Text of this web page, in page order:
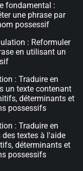
fondamental :
une phrase par
possessif
: Reformuler
en utilisant un
: Traduire en
un texte contenant
déterminants et
possessifs
: Traduire en
textes à l'aide
déterminants et
possessifs